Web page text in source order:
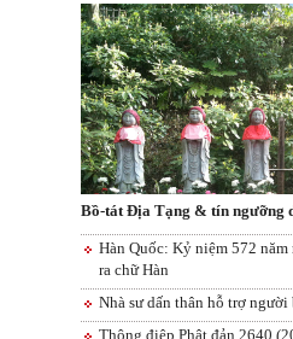
Bồ-tát Địa Tạng & tín ngưỡng
Hàn Quốc: Kỷ niệm 572
ra chữ Hàn
Nhà sư dấn thân hỗ trợ
​Thông điệp Phật đản 2640